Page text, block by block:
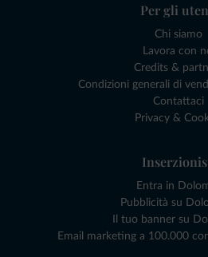
Per gli
Chi siamo
Lavora con
Credits &
Condizioni generali di
Contattaci
Privacy &
Entra in
Pubblicità su
Il tuo banner su
Email marketing a 100.000